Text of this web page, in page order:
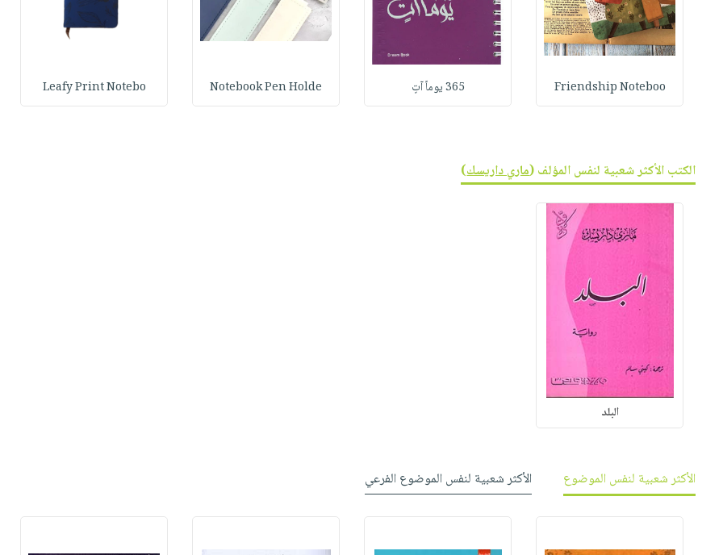
Friendship Noteboo 365 يوماً آتٍ Notebook Pen Holde
Leafy Print Notebo
الكتب الأكثر شعبية لنفس المؤلف (ماري داريسك)
البلد
الأكثر شعبية لنفس الموضوع الأكثر شعبية لنفس الموضوع الفرعي